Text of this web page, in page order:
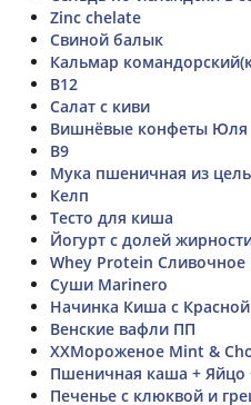
Zinc chelate
Свиной балык
Кальмар
B12
Салат с киви
Вишнёвые конфеты Юля
В9
Мука пшеничная из
Келп
Тесто для киша
Йогурт с долей
Whey Protein
Суши Marinero
Начинка Киша с
Венские вафли ПП
ХХМороженое Mint &
Пшеничная каша + Яйцо
Печенье с клюквой и